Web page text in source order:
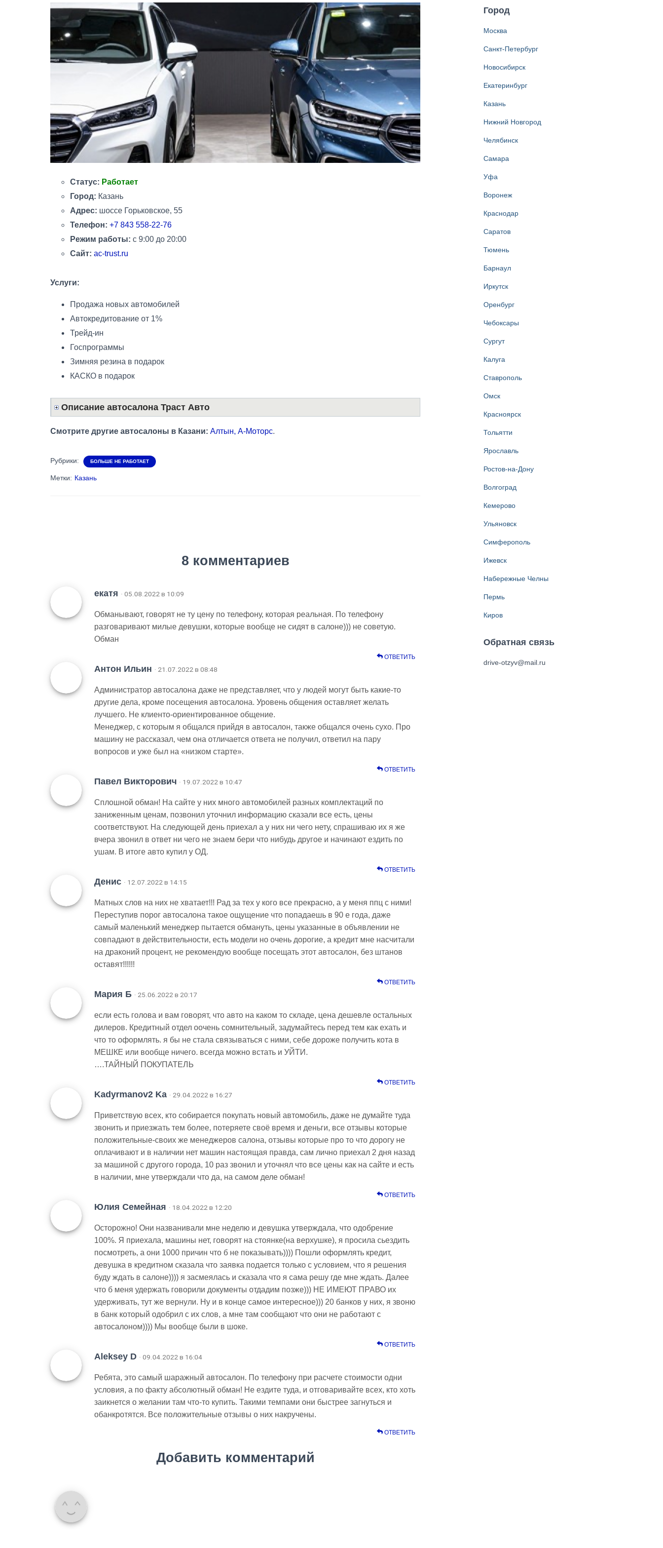
Статус: Работает
Город: Казань
Адрес: шоссе Горьковское, 55
Телефон: +7 843 558-22-76
Режим работы: с 9:00 до 20:00
Сайт: ac-trust.ru
Услуги:
Продажа новых автомобилей
Автокредитование от 1%
Трейд-ин
Госпрограммы
Зимняя резина в подарок
КАСКО в подарок
Описание автосалона Траст Авто
Смотрите другие автосалоны в Казани: Алтын, А-Моторс.
Рубрики: БОЛЬШЕ НЕ РАБОТАЕТ
Метки: Казань
8 комментариев
екатя · 05.08.2022 в 10:09
Обманывают, говорят не ту цену по телефону, которая реальная. По телефону
разговаривают милые девушки, которые вообще не сидят в салоне))) не советую.
Обман
ОТВЕТИТЬ
Антон Ильин · 21.07.2022 в 08:48
Администратор автосалона даже не представляет, что у людей могут быть какие-то
другие дела, кроме посещения автосалона. Уровень общения оставляет желать
лучшего. Не клиенто-ориентированное общение.
Менеджер, с которым я общался прийдя в автосалон, также общался очень сухо. Про
машину не рассказал, чем она отличается ответа не получил, ответил на пару
вопросов и уже был на «низком старте».
ОТВЕТИТЬ
Павел Викторович · 19.07.2022 в 10:47
Сплошной обман! На сайте у них много автомобилей разных комплектаций по
заниженным ценам, позвонил уточнил информацию сказали все есть, цены
соответствуют. На следующей день приехал а у них ни чего нету, спрашиваю их я же
вчера звонил в ответ ни чего не знаем бери что нибудь другое и начинают ездить по
ушам. В итоге авто купил у ОД.
ОТВЕТИТЬ
Денис · 12.07.2022 в 14:15
Матных слов на них не хватает!!! Рад за тех у кого все прекрасно, а у меня ппц с ними!
Переступив порог автосалона такое ощущение что попадаешь в 90 е года, даже
самый маленький менеджер пытается обмануть, цены указанные в объявлении не
совпадают в действительности, есть модели но очень дорогие, а кредит мне насчитали
на драконий процент, не рекомендую вообще посещать этот автосалон, без штанов
оставят!!!!!!
ОТВЕТИТЬ
Мария Б · 25.06.2022 в 20:17
если есть голова и вам говорят, что авто на каком то складе, цена дешевле остальных
дилеров. Кредитный отдел оочень сомнительный, задумайтесь перед тем как ехать и
что то оформлять. я бы не стала связываться с ними, себе дороже получить кота в
МЕШКЕ или вообще ничего. всегда можно встать и УЙТИ.
….ТАЙНЫЙ ПОКУПАТЕЛЬ
ОТВЕТИТЬ
Kadyrmanov2 Ka · 29.04.2022 в 16:27
Приветствую всех, кто собирается покупать новый автомобиль, даже не думайте туда
звонить и приезжать тем более, потеряете своё время и деньги, все отзывы которые
положительные-своих же менеджеров салона, отзывы которые про то что дорогу не
оплачивают и в наличии нет машин настоящая правда, сам лично приехал 2 дня назад
за машиной с другого города, 10 раз звонил и уточнял что все цены как на сайте и есть
в наличии, мне утверждали что да, на самом деле обман!
ОТВЕТИТЬ
Юлия Семейная · 18.04.2022 в 12:20
Осторожно! Они названивали мне неделю и девушка утверждала, что одобрение
100%. Я приехала, машины нет, говорят на стоянке(на верхушке), я просила сьездить
посмотреть, а они 1000 причин что б не показывать)))) Пошли оформлять кредит,
девушка в кредитном сказала что заявка подается только с условием, что я решения
буду ждать в салоне)))) я засмеялась и сказала что я сама решу где мне ждать. Далее
что б меня удержать говорили документы отдадим позже))) НЕ ИМЕЮТ ПРАВО их
удерживать, тут же вернули. Ну и в конце самое интересное))) 20 банков у них, я звоню
в банк который одобрил с их слов, а мне там сообщают что они не работают с
автосалоном)))) Мы вообще были в шоке.
ОТВЕТИТЬ
Aleksey D · 09.04.2022 в 16:04
Ребята, это самый шаражный автосалон. По телефону при расчете стоимости одни
условия, а по факту абсолютный обман! Не ездите туда, и отговаривайте всех, кто хоть
заикнется о желании там что-то купить. Такими темпами они быстрее загнуться и
обанкротятся. Все положительные отзывы о них накручены.
ОТВЕТИТЬ
Добавить комментарий
Город
Москва
Санкт-Петербург
Новосибирск
Екатеринбург
Казань
Нижний Новгород
Челябинск
Самара
Уфа
Воронеж
Краснодар
Саратов
Тюмень
Барнаул
Иркутск
Оренбург
Чебоксары
Сургут
Калуга
Ставрополь
Омск
Красноярск
Тольятти
Ярославль
Ростов-на-Дону
Волгоград
Кемерово
Ульяновск
Симферополь
Ижевск
Набережные Челны
Пермь
Киров
Обратная связь
drive-otzyv@mail.ru